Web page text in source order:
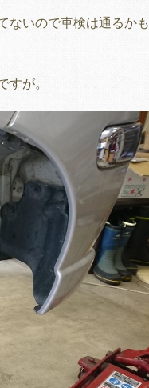
ないので車検は通るかも
すが。